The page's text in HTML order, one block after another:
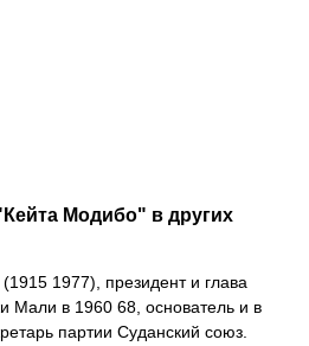
Модибо" в других
1977), президент и глава
Мали в 1960 68, основатель и в
партии Суданский союз.